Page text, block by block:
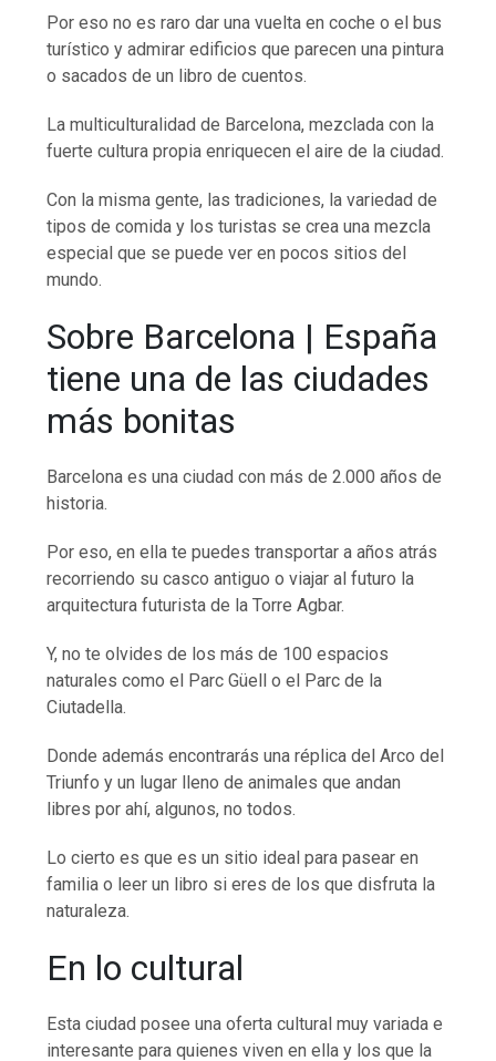
Por eso no es raro dar una vuelta en coche o el bus
turístico y admirar edificios que parecen una pintura
o sacados de un libro de cuentos.
La multiculturalidad de Barcelona, mezclada con la
fuerte cultura propia enriquecen el aire de la ciudad.
Con la misma gente, las tradiciones, la variedad de
tipos de comida y los turistas se crea una mezcla
especial que se puede ver en pocos sitios del
mundo.
Sobre Barcelona | España
tiene una de las ciudades
más bonitas
Barcelona es una ciudad con más de 2.000 años de
historia.
Por eso, en ella te puedes transportar a años atrás
recorriendo su casco antiguo o viajar al futuro la
arquitectura futurista de la Torre Agbar.
Y, no te olvides de los más de 100 espacios
naturales como el Parc Güell o el Parc de la
Ciutadella.
Donde además encontrarás una réplica del Arco del
Triunfo y un lugar lleno de animales que andan
libres por ahí, algunos, no todos.
Lo cierto es que es un sitio ideal para pasear en
familia o leer un libro si eres de los que disfruta la
naturaleza.
En lo cultural
Esta ciudad posee una oferta cultural muy variada e
interesante para quienes viven en ella y los que la